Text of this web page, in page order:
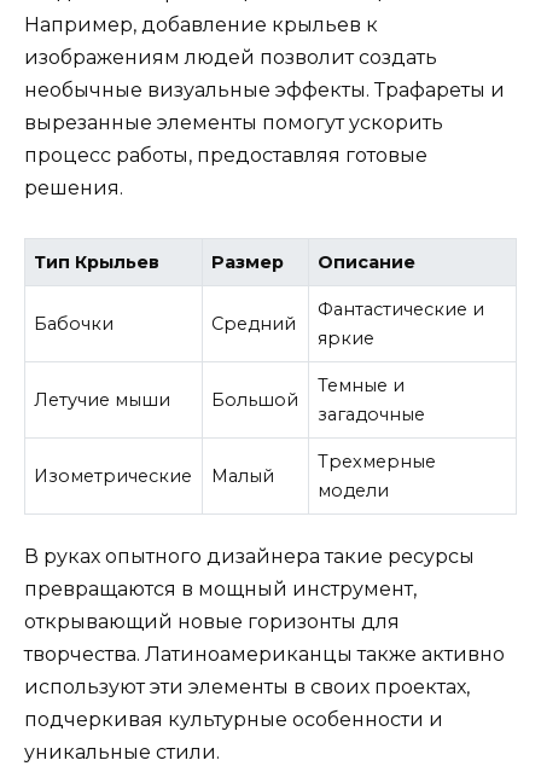
Например, добавление крыльев к
изображениям людей позволит создать
необычные визуальные эффекты. Трафареты и
вырезанные элементы помогут ускорить
процесс работы, предоставляя готовые
решения.
Тип Крыльев Размер Описание
Бабочки Средний
Фантастические и
яркие
Летучие мыши Большой
Темные и
загадочные
Изометрические Малый
Трехмерные
модели
В руках опытного дизайнера такие ресурсы
превращаются в мощный инструмент,
открывающий новые горизонты для
творчества. Латиноамериканцы также активно
используют эти элементы в своих проектах,
подчеркивая культурные особенности и
уникальные стили.